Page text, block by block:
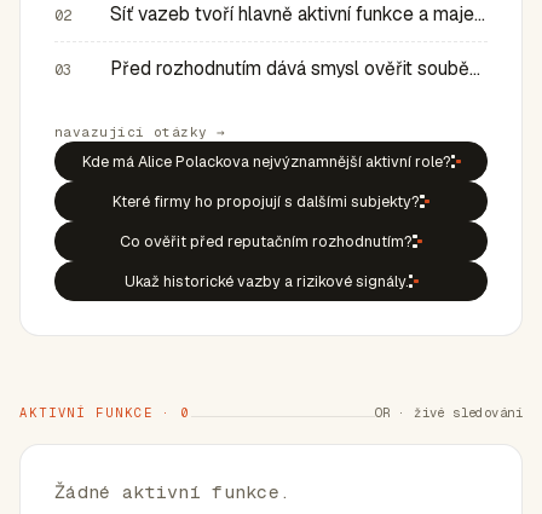
02 Síť vazeb tvoří hlavně aktivní funkce a majetkové role v…
03 Před rozhodnutím dává smysl ověřit souběh rolí, historic…
navazující otázky →
Kde má Alice Polackova nejvýznamnější aktivní role?
Které firmy ho propojují s dalšími subjekty?
Co ověřit před reputačním rozhodnutím?
Ukaž historické vazby a rizikové signály.
AKTIVNÍ FUNKCE · 0 OR · živé sledování
Žádné aktivní funkce.